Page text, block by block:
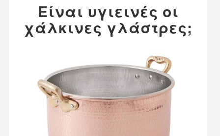
Είναι υγιεινές οι
χάλκινες γλάστρες;